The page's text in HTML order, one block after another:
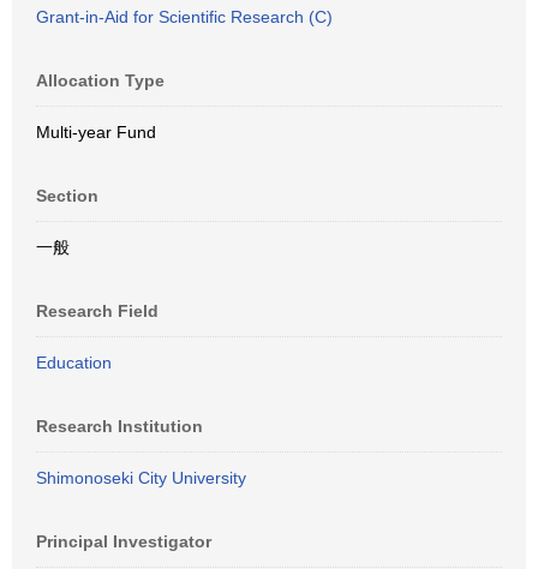
Grant-in-Aid for Scientific Research (C)
Allocation Type
Multi-year Fund
Section
一般
Research Field
Education
Research Institution
Shimonoseki City University
Principal Investigator